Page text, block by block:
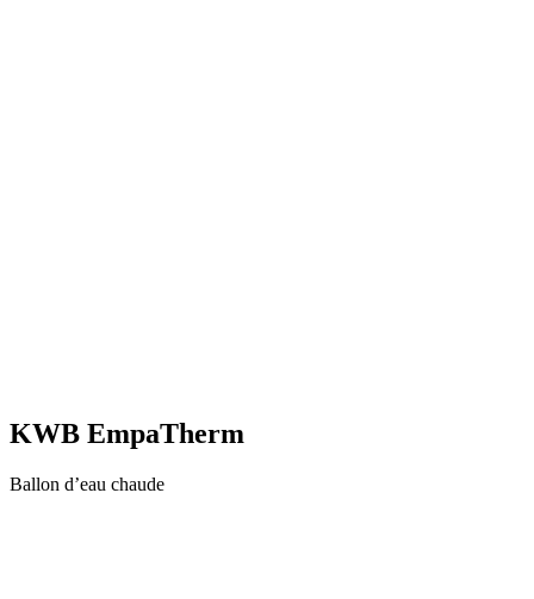
KWB EmpaTherm
Ballon d’eau chaude